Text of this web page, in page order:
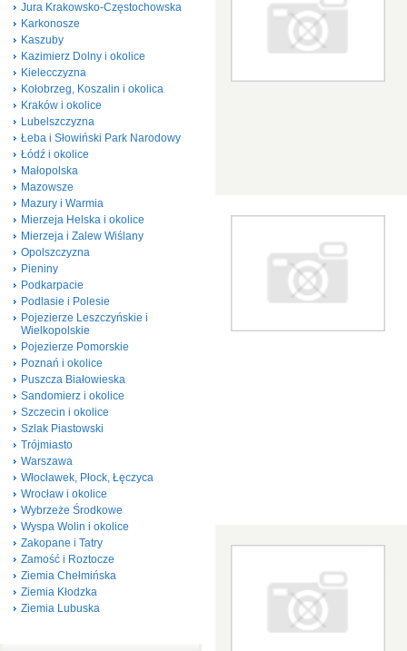
Jura Krakowsko-Częstochowska
Karkonosze
Kaszuby
Kazimierz Dolny i okolice
Kielecczyzna
Kołobrzeg, Koszalin i okolica
Kraków i okolice
Lubelszczyzna
Łeba i Słowiński Park Narodowy
Łódź i okolice
Małopolska
Mazowsze
Mazury i Warmia
Mierzeja Helska i okolice
Mierzeja i Zalew Wiślany
Opolszczyzna
Pieniny
Podkarpacie
Podlasie i Polesie
Pojezierze Leszczyńskie i
Wielkopolskie
Pojezierze Pomorskie
Poznań i okolice
Puszcza Białowieska
Sandomierz i okolice
Szczecin i okolice
Szlak Piastowski
Trójmiasto
Warszawa
Włocławek, Płock, Łęczyca
Wrocław i okolice
Wybrzeże Środkowe
Wyspa Wolin i okolice
Zakopane i Tatry
Zamość i Roztocze
Ziemia Chełmińska
Ziemia Kłodzka
Ziemia Lubuska